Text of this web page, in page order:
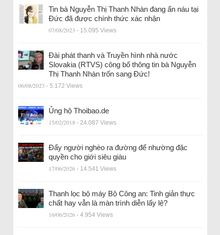
Tin bà Nguyễn Thị Thanh Nhàn đang ẩn náu tại
Đức đã được chính thức xác nhận
07/08/2023 - 15.095 Views
Đài phát thanh và Truyền hình nhà nước
Slovakia (RTVS) công bố thông tin bà Nguyễn
Thị Thanh Nhàn trốn sang Đức!
06/08/2023 - 5.172 Views
Ủng hộ Thoibao.de
15/02/2018 - 24.087 Views
Đẩy người nghèo ra đường để nhường đặc
quyền cho giới siêu giàu
17/06/2026 - 14.541 Views
Thanh lọc bộ máy Bộ Công an: Tinh giản thực
chất hay vẫn là màn trình diễn lấy lệ?
16/06/2026 - 4.954 Views